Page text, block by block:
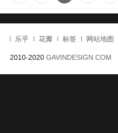
乐乎 花瓣 标签 网站地图
2010-2020 GAVINDESIGN.COM